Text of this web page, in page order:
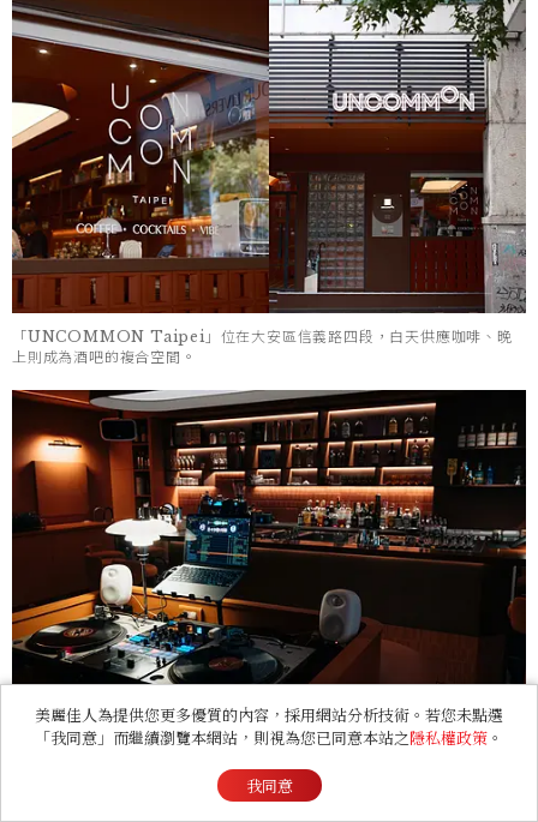
「UNCOMMON Taipei」位在大安區信義路四段，白天供應咖啡、晚
上則成為酒吧的複合空間。
美麗佳人為提供您更多優質的內容，採用網站分析技術。若您未點選
「我同意」而繼續瀏覽本網站，則視為您已同意本站之隱私權政策 。
我同意